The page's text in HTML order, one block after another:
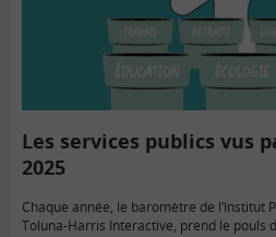
Les services publics vus
2025
Chaque année, le baromètre de l’Institut
Toluna-Harris Interactive, prend le pouls